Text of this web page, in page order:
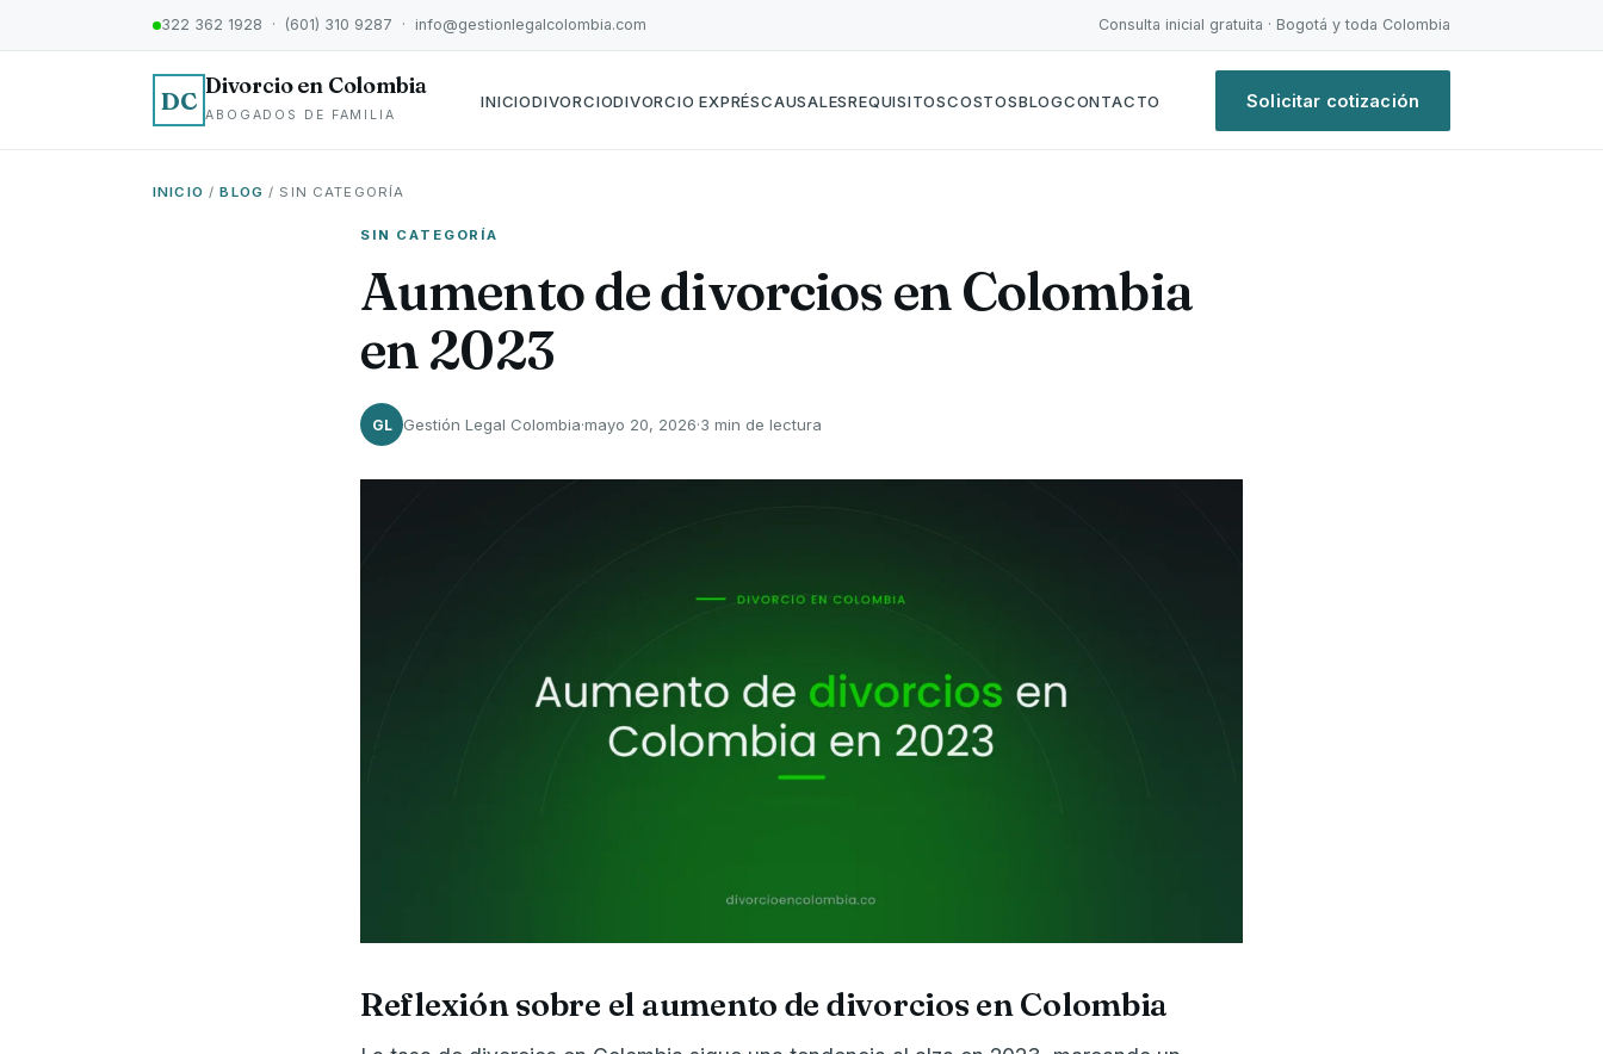
322 362 1928 · (601) 310 9287 · info@gestionlegalcolombia.com Consulta inicial gratuita · Bogotá y toda Colombia
DC
Divorcio en Colombia
ABOGADOS DE FAMILIA
INICIODIVORCIODIVORCIO EXPRÉSCAUSALESREQUISITOSCOSTOSBLOGCONTACTO Solicitar cotización
INICIO /BLOG / SIN CATEGORÍA
SIN CATEGORÍA
Aumento de divorcios en Colombia
en 2023
GL Gestión Legal Colombia·mayo 20, 2026·3 min de lectura
Reflexión sobre el aumento de divorcios en Colombia